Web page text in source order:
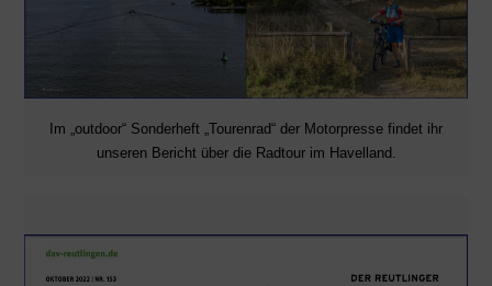
Im „outdoor“ Sonderheft „Tourenrad“ der Motorpresse findet ihr
unseren Bericht über die Radtour im Havelland.